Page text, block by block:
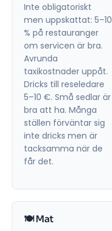
Inte obligatoriskt
men uppskattat: 5–10
% på restauranger
om servicen är bra.
Avrunda
taxikostnader uppåt.
Dricks till reseledare
5–10 €. Små sedlar är
bra att ha. Många
ställen förväntar sig
inte dricks men är
tacksamma när de
får det.
🍽️ Mat